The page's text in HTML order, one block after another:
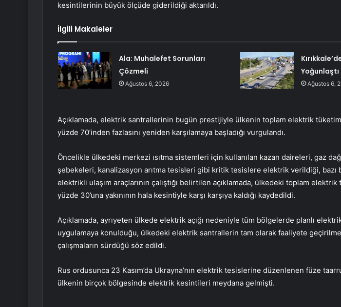
kesintilerinin büyük ölçüde giderildiği aktarıldı.
İlgili Makaleler
Ala: Muhalefet Sorunları
Çözmeli
Ağustos 6, 2026
Yoğunlaştı
Ağustos 6,
Açıklamada, elektrik santrallerinin bugün prestijiyle ülkenin toplam elektrik
yüzde 70’inden fazlasını yeniden karşılamaya başladığı vurgulandı.
Öncelikle ülkedeki merkezi ısıtma sistemleri için kullanılan kazan daireleri, gaz
şebekeleri, kanalizasyon arıtma tesisleri gibi kritik tesislere elektrik verildiği, bazı
elektrikli ulaşım araçlarının çalıştığı belirtilen açıklamada, ülkedeki toplam
yüzde 30’una yakınının hala kesintiyle karşı karşıya kaldığı kaydedildi.
Açıklamada, ayrıyeten ülkede elektrik açığı nedeniyle tüm bölgelerde planlı
uygulamaya konulduğu, ülkedeki elektrik santrallerin tam olarak faaliyete
çalışmaların sürdüğü söz edildi.
Rus ordusunca 23 Kasım’da Ukrayna’nın elektrik tesislerine düzenlenen füze
ülkenin birçok bölgesinde elektrik kesintileri meydana gelmişti.